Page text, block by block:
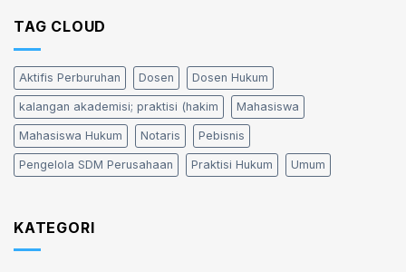
TAG CLOUD
Aktifis Perburuhan Dosen Dosen Hukum
kalangan akademisi; praktisi (hakim Mahasiswa
Mahasiswa Hukum Notaris Pebisnis
Pengelola SDM Perusahaan Praktisi Hukum Umum
KATEGORI